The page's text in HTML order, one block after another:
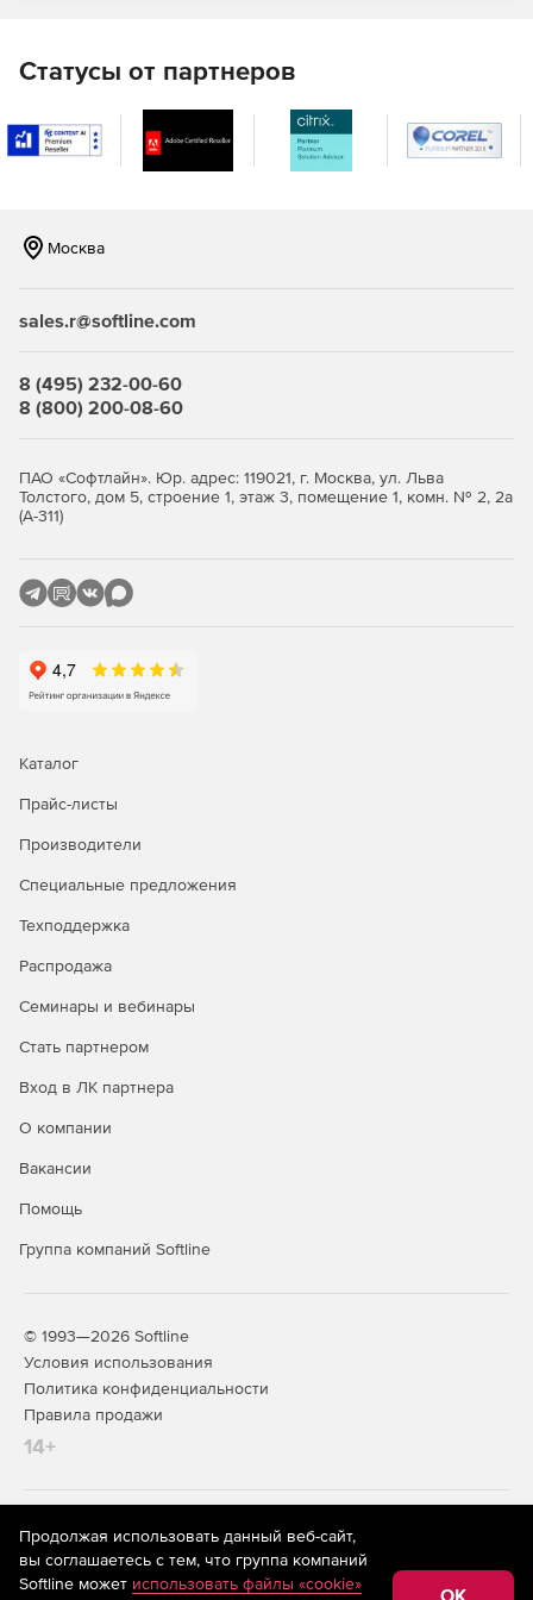
таким образом реальные утечки в будущем.
Статусы от партнеров
Москва
sales.r@softline.com
8 (495) 232-00-60
8 (800) 200-08-60
ПАО «Софтлайн». Юр. адрес: 119021, г. Москва, ул. Льва
Толстого, дом 5, строение 1, этаж 3, помещение 1, комн. № 2, 2а
(А-311)
Каталог
Прайс-листы
Производители
Специальные предложения
Техподдержка
Распродажа
Семинары и вебинары
Стать партнером
Вход в ЛК партнера
О компании
Вакансии
Помощь
Группа компаний Softline
© 1993—2026 Softline
Условия использования
Политика конфиденциальности
Правила продажи
14+
На информационном ресурсе store.softline.ru применяются
рекомендательные технологии
(информационные технологии
предоставления информации на основе сбора,
систематизации и анализа сведений, относящихся к
Продолжая использовать данный веб-сайт,
вы соглашаетесь с тем, что группа компаний
Softline может использовать файлы «cookie»
OK